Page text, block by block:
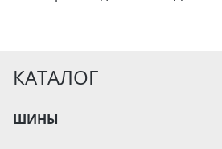
КАТАЛОГ
ШИНЫ